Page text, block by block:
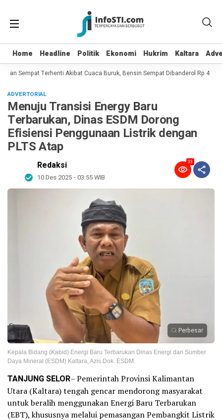
Home Headline Politik Ekonomi Hukrim Kaltara
Home Headline Politik Ekonomi Hukrim Kaltara
Sempat Terhenti Akibat Cuaca Buruk, Bensin Sempat Dibanderol Rp
ADVERTORIAL
Menuju Transisi Energy Baru
Terbarukan, Dinas ESDM Dorong
Efisiensi Penggunaan Listrik dengan
PLTS Atap
Redaksi
10 Des 2025 - 03:55 WIB
33
Perbesar
Kepala Bidang (Kabid) Energi Baru Terbarukan Dinas Energi dan Sumber
Daya Mineral (ESDM) Kaltara, Azis.Dok. ESDM.
TANJUNG SELOR– Pemerintah Provinsi Kalimantan
Utara (Kaltara) tengah gencar mendorong masyarakat
untuk beralih menggunakan Energi Baru Terbarukan
(EBT), khususnya melalui pemasangan Pembangkit Listrik